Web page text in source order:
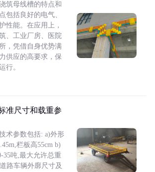
筑母线槽的特点和
包括良好的电气、
性能。在应用上，
、工业厂房、医院
，凭借自身优势满
供应的高要求，保
行。
准尺寸和载重参
术参数包括: a)外形
栏板高55cm b)
35吨,最大允许总重
路车辆外廓尺寸及